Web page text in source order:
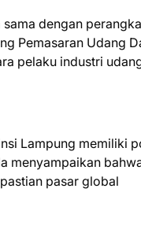
dengan
Pemasaran Udang
pelaku industri
Lampung memiliki
menyampaikan
pasar global